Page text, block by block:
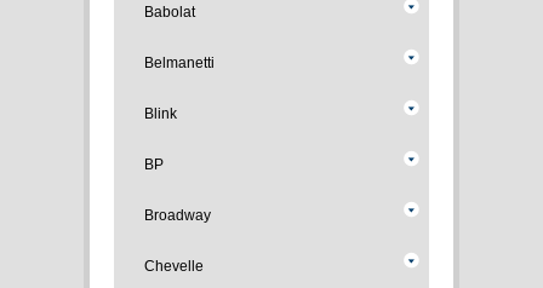
Babolat
Belmanetti
Blink
BP
Broadway
Chevelle